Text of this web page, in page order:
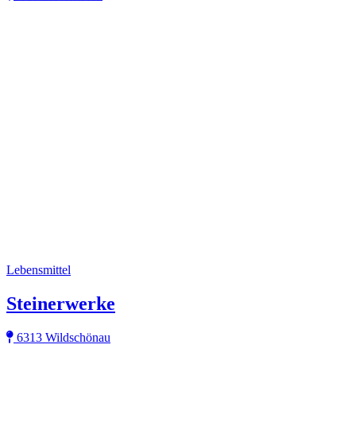
Lebensmittel
Steinerwerke
6313 Wildschönau